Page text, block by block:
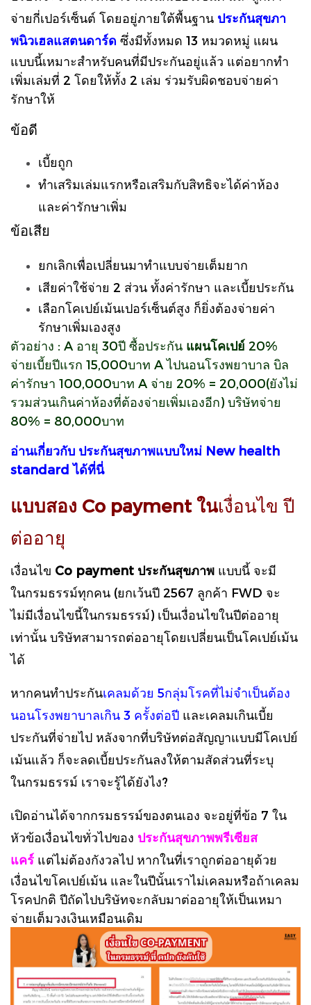
จ่ายกี่เปอร์เซ็นต์ โดยอยู่ภายใต้พื้นฐาน ประกันสุขภา
พนิวเฮลแสตนดาร์ด ซึ่งมีทั้งหมด 13 หมวดหมู่ แผน
แบบนี้เหมาะสำหรับคนที่มีประกันอยู่แล้ว แต่อยากทำ
เพิ่มเล่มที่ 2 โดยให้ทั้ง 2 เล่ม ร่วมรับผิดชอบจ่ายค่า
รักษาให้
ข้อดี
เบี้ยถูก
ทำเสริมเล่มแรกหรือเสริมกับสิทธิจะได้ค่าห้อง
และค่ารักษาเพิ่ม
ข้อเสีย
ยกเลิกเพื่อเปลี่ยนมาทำแบบจ่ายเต็มยาก
เสียค่าใช้จ่าย 2 ส่วน ทั้งค่ารักษา และเบี้ยประกัน
เลือกโคเปย์เม้นเปอร์เซ็นต์สูง ก็ยิ่งต้องจ่ายค่า
รักษาเพิ่มเองสูง
ตัวอย่าง : A อายุ 30ปี ซื้อประกัน แผนโคเปย์ 20%
จ่ายเบี้ยปีแรก 15,000บาท A ไปนอนโรงพยาบาล บิล
ค่ารักษา 100,000บาท A จ่าย 20% = 20,000(ยังไม่
รวมส่วนเกินค่าห้องที่ต้องจ่ายเพิ่มเองอีก) บริษัทจ่าย
80% = 80,000บาท
อ่านเกี่ยวกับ ประกันสุขภาพแบบใหม่ New health
standard ได้ที่นี่
แบบสอง Co payment ในเงื่อนไข ปี
ต่ออายุ
เงื่อนไข Co payment ประกันสุขภาพ แบบนี้ จะมี
ในกรมธรรม์ทุกคน (ยกเว้นปี 2567 ลูกค้า FWD จะ
ไม่มีเงื่อนไขนี้ในกรมธรรม์) เป็นเงื่อนไขในปีต่ออายุ
เท่านั้น บริษัทสามารถต่ออายุโดยเปลี่ยนเป็นโคเปย์เม้น
ได้
หากคนทำประกันเคลมด้วย 5กลุ่มโรคที่ไม่จำเป็นต้อง
นอนโรงพยาบาลเกิน 3 ครั้งต่อปี และเคลมเกินเบี้ย
ประกันที่จ่ายไป หลังจากที่บริษัทต่อสัญญาแบบมีโคเปย์
เม้นแล้ว ก็จะลดเบี้ยประกันลงให้ตามสัดส่วนที่ระบุ
ในกรมธรรม์ เราจะรู้ได้ยังไง?
เปิดอ่านได้จากกรมธรรม์ของตนเอง จะอยู่ที่ข้อ 7 ใน
หัวข้อเงื่อนไขทั่วไปของ ประกันสุขภาพพรีเซียส
แคร์ แต่ไม่ต้องกังวลไป หากในที่เราถูกต่ออายุด้วย
เงื่อนไขโคเปย์เม้น และในปีนั้นเราไม่เคลมหรือถ้าเคลม
โรคปกติ ปีถัดไปบริษัทจะกลับมาต่ออายุให้เป็นเหมา
จ่ายเต็มวงเงินเหมือนเดิม